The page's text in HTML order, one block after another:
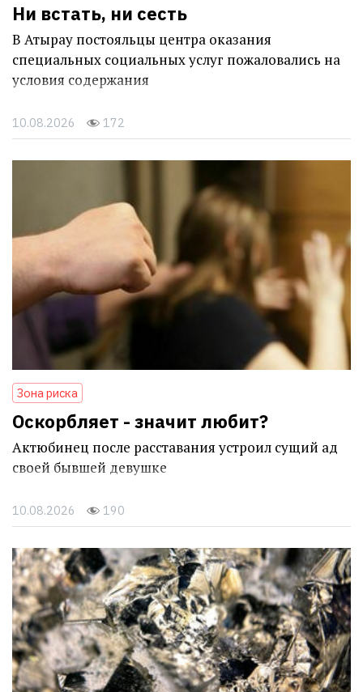
Ни встать, ни сесть
В Атырау постояльцы центра оказания
специальных социальных услуг пожаловались на
условия содержания
10.08.2026 172
Зона риска
Оскорбляет - значит любит?
Актюбинец после расставания устроил сущий ад
своей бывшей девушке
10.08.2026 190